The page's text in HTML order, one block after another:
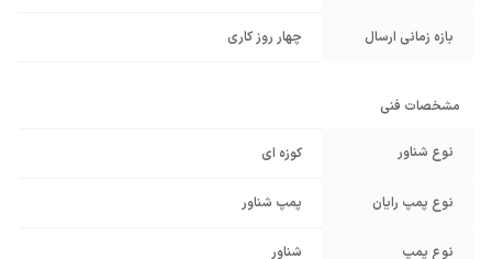
بازه زمانی ارسال چهار روز کاری
مشخصات فنی
نوع شناور کوزه ای
نوع پمپ رایان پمپ شناور
نوع پمپ شناور